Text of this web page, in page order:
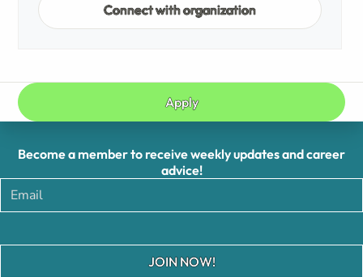
Connect with organization
Apply
Become a member to receive weekly updates and career
advice!
JOIN NOW!